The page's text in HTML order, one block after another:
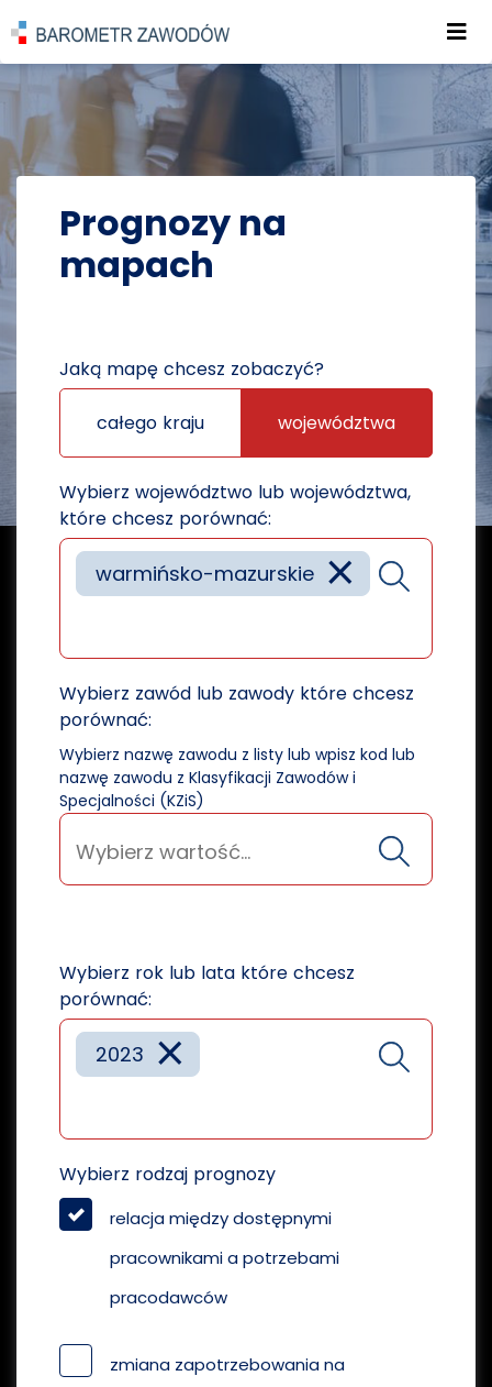
POWRÓT DO STRONY GŁÓWNEJ
PROGNOZY PROGNOZY NA MAPACH
Prognozy na
mapach
Jaką mapę chcesz zobaczyć?
całego kraju województwa
Wybierz województwo lub województwa,
które chcesz porównać:
×
warmińsko-mazurskie
Wybierz zawód lub zawody które chcesz
porównać:
Wybierz nazwę zawodu z listy lub wpisz kod lub
nazwę zawodu z Klasyfikacji Zawodów i
Specjalności (KZiS)
Wybierz rok lub lata które chcesz
porównać:
×
2023
Wybierz rodzaj prognozy
relacja między dostępnymi
pracownikami a potrzebami
pracodawców
zmiana zapotrzebowania na